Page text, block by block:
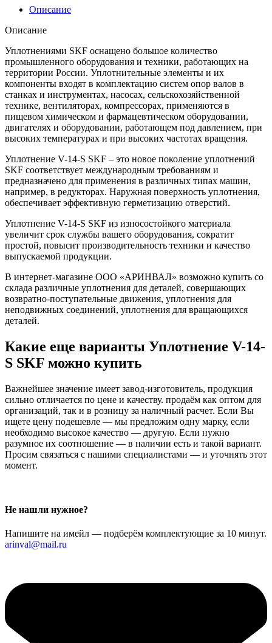
Описание
Описание
Уплотнениями SKF оснащено большое количество
промышленного оборудования и техники, работающих на
территории России. Уплотнительные элементы и их
компоненты входят в комплектацию систем опор валов в
станках и инструментах, насосах, сельскохозяйственной
технике, вентиляторах, компрессорах, применяются в
пищевом химическом и фармацевтическом оборудовании,
двигателях и оборудовании, работающем под давлением, при
высоких температурах и при высоких частотах вращения.
Уплотнение V-14-S SKF – это новое поколение уплотнений
SKF соответствует международным требованиям и
предназначено для применения в различных типах машин,
например, в редукторах. Наружная поверхность уплотнения,
обеспечивает эффективную герметизацию отверстий.
Уплотнение V-14-S SKF из износостойкого материала
увеличит срок службы вашего оборудования, сократит
простой, повысит производительность техники и качество
выпускаемой продукции.
В интернет-магазине ООО «АРИНВАЛ» возможно купить со
склада различные уплотнения для деталей, совершающих
возвратно-поступательные движения, уплотнения для
неподвижных соединений, уплотнения для вращающихся
деталей.
Какие еще варианты Уплотнение V-14-
S SKF можно купить
Важнейшее значение имеет завод-изготовитель, продукция
сильно отличается по цене и качеству. продаём как оптом для
организаций, так и в розницу за наличный расчет. Если Вы
ищете цену подешевле — мы предложим одну марку, если
необходимо высокое качество — другую. Если нужно
разумное их соотношение — в наличии есть и такой вариант.
Просим связаться с нашими специалистами — и уточнять этот
момент.
Не нашли нужное?
Напишите на имейл — подберём комплектующие за 10 минут.
arinval@mail.ru